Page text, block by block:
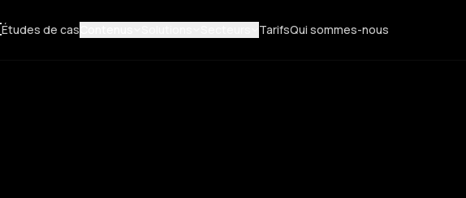
Études de cas TarifsQui sommes-nous